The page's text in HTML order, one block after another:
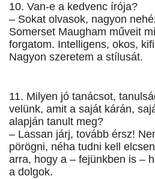
10. Van-e a kedvenc írója?
– Sokat olvasok, nagyon
Somerset Maugham műveit
forgatom. Intelligens, okos,
Nagyon szeretem a stílusát.
11. Milyen jó tanácsot,
velünk, amit a saját kárán,
alapján tanult meg?
– Lassan járj, tovább érsz!
pörögni, néha tudni kell
arra, hogy a – fejünkben is –
a dol­­gok.